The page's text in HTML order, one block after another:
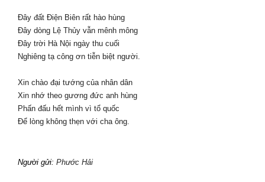
Đây đất Điện Biên rất hào hùng
Đây dòng Lệ Thủy vẫn mênh mông
Đây trời Hà Nội ngày thu cuối
Nghiêng tạ công ơn tiễn biệt người.
Xin chào đại tướng của nhân dân
Xin nhớ theo gương đức anh hùng
Phấn đấu hết mình vì tổ quốc
Để lòng không thẹn với cha ông.
Người gửi: Phước Hải